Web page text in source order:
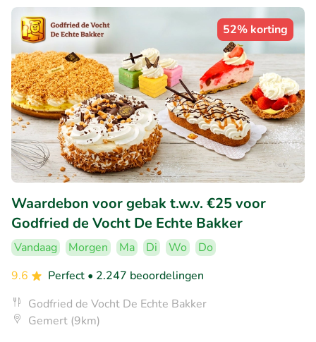
52% korting
Waardebon voor gebak t.w.v. €25 voor
Godfried de Vocht De Echte Bakker
Vandaag Morgen Ma Di Wo
Do
9.6
Perfect • 2.247 beoordelingen
Godfried de Vocht De Echte Bakker
Gemert (9km)